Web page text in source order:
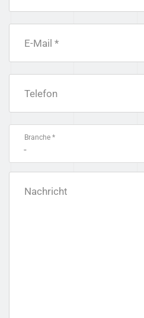
E-Mail *
Telefon
Branche *
-
Nachricht